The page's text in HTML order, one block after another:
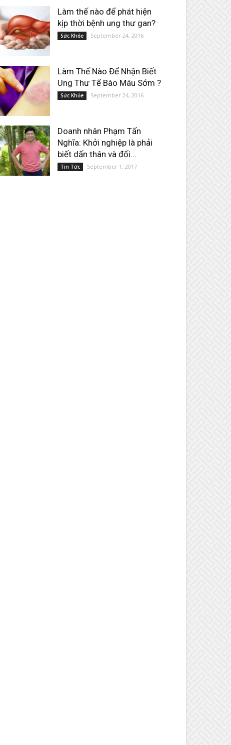
Làm thế nào để phát hiện
kịp thời bệnh ung thư gan?
Sức Khỏe September 24, 2016
Làm Thế Nào Để Nhận Biết
Ung Thư Tế Bào Máu Sớm ?
Sức Khỏe September 24, 2016
Doanh nhân Phạm Tấn
Nghĩa: Khởi nghiệp là phải
biết dấn thân và đối...
Tin Tức September 1, 2017